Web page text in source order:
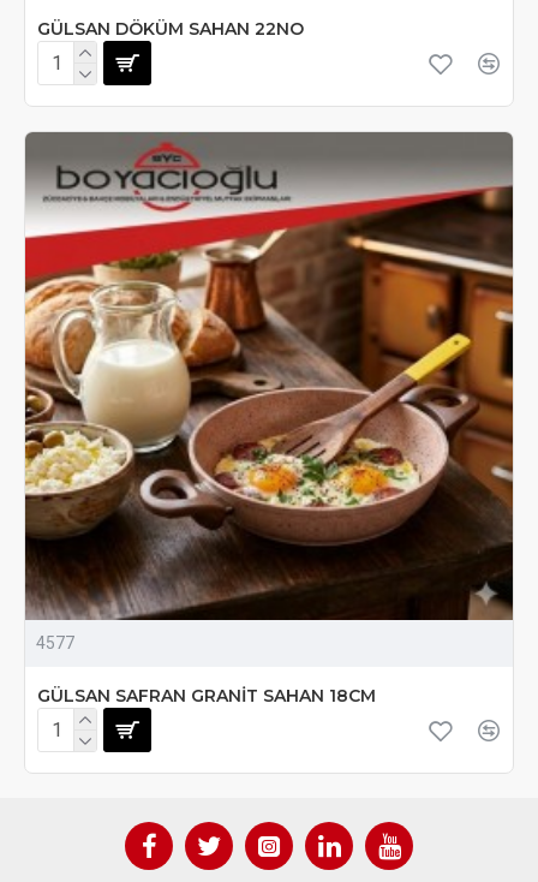
GÜLSAN DÖKÜM SAHAN 22NO
4577
GÜLSAN SAFRAN GRANİT SAHAN 18CM